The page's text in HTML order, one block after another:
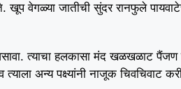
वेगळ्या जातीची सुंदर रानफुले
त्याचा हलकासा मंद खळखळाट पैंजण
त्याला अन्य पक्ष्यांनी नाजूक